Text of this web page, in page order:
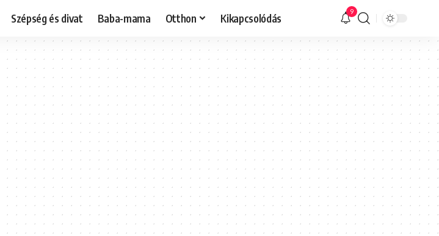
Szépség és divat Baba-mama Otthon Kikapcsolódás 9